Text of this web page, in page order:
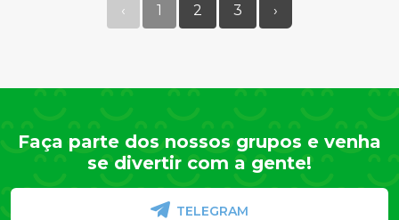
‹ 1 2 3 ›
Faça parte dos nossos grupos e venha
se divertir com a gente!
TELEGRAM